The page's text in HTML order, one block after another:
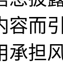
容而
承担